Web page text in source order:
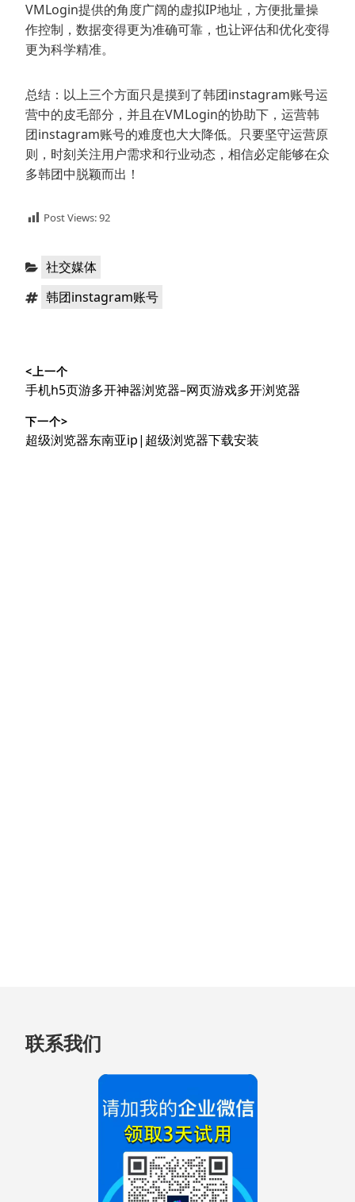
VMLogin提供的角度广阔的虚拟IP地址，方便批量操
作控制，数据变得更为准确可靠，也让评估和优化变得
更为科学精准。
总结：以上三个方面只是摸到了韩团instagram账号运
营中的皮毛部分，并且在VMLogin的协助下，运营韩
团instagram账号的难度也大大降低。只要坚守运营原
则，时刻关注用户需求和行业动态，相信必定能够在众
多韩团中脱颖而出！
Post Views:92
分 社交媒体
标 韩团instagram账号
章
导
航
<上一个
上
文
章：
手机h5页游多开神器浏览器–网页游戏多开浏览器
下一个>
下
超级浏览器东南亚ip|超级浏览器下载安装
至
联系我们